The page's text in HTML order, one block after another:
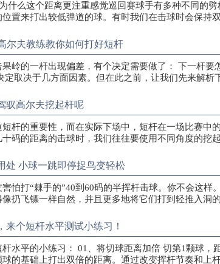
什么这个距离更注重感觉巡回赛球手有多种不同的
位置来打出较低弹道的球。有时我们在击球时会保持
尔夫教练教你如何打好短杆
岭的一杆出现偏差，有个决定需要做了： 下一杆要
定取决于几方面因素。但在此之前，让我们先来解
驭高尔夫挖起杆呢
杆的重要性，而在实际下场中，短杆在一场比赛中
十码的距离的击球时，我们往往要使用不同角度的挖
处 小球一跳即停捉鸟变轻松
怕打“棘手的”40到60码的半挥杆击球。你不会这样
像扔飞镖一样自然，并且更多地将它们打到轻推入洞
来个短杆水平测试小练习！
杆水平的小练习： 01、将切球距离加倍 切第1颗球，
球的基础上打出双倍的距离。通过改变挥杆节奏和上